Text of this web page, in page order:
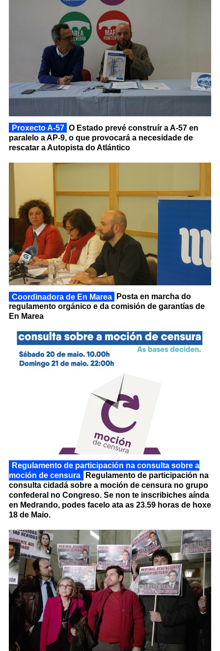
Proxecto A-57 O Estado prevé construír a A-57 en
paralelo a AP-9, o que provocará a necesidade de
rescatar a Autopista do Atlántico
Coordinadora de En Marea
Posta en marcha do
regulamento orgánico e da comisión de garantías de
En Marea
Regulamento de participación na consulta sobre a
moción de censura
Regulamento de participación na
consulta cidadá sobre a moción de censura no grupo
confederal no Congreso. Se non te inscribiches aínda
en Medrando, podes facelo ata as 23.59 horas de hoxe
18 de Maio.